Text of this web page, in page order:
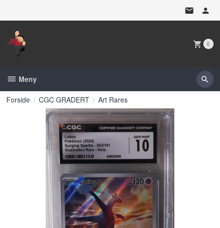
0
Meny
Forside CGC GRADERT Art Rares